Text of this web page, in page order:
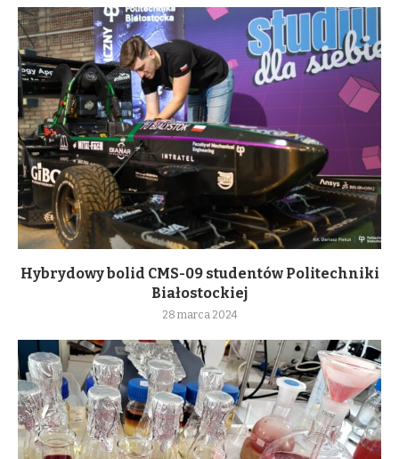
Hybrydowy bolid CMS-09 studentów Politechniki
Białostockiej
28 marca 2024